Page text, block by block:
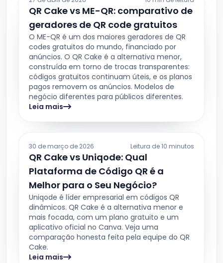
QR Cake vs ME-QR: comparativo de
geradores de QR code gratuitos
O ME-QR é um dos maiores geradores de QR
codes gratuitos do mundo, financiado por
anúncios. O QR Cake é a alternativa menor,
construída em torno de trocas transparentes:
códigos gratuitos continuam úteis, e os planos
pagos removem os anúncios. Modelos de
negócio diferentes para públicos diferentes.
Leia mais
30 de março de 2026 Leitura de 10 minutos
QR Cake vs Uniqode: Qual
Plataforma de Código QR é a
Melhor para o Seu Negócio?
Uniqode é líder empresarial em códigos QR
dinâmicos. QR Cake é a alternativa menor e
mais focada, com um plano gratuito e um
aplicativo oficial no Canva. Veja uma
comparação honesta feita pela equipe do QR
Cake.
Leia mais